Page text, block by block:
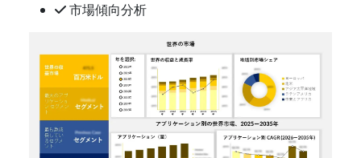
市場傾向分析